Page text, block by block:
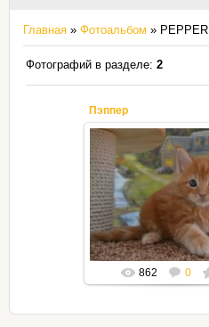
Главная » Фотоальбом » PEPPER
Фотографий в разделе: 2
Пэппер
16.09.2018
Mila2409
862 0